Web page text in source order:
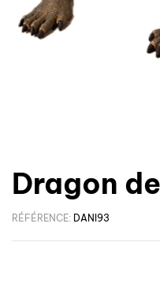
Dragon
RÉFÉRENCE: DANI93